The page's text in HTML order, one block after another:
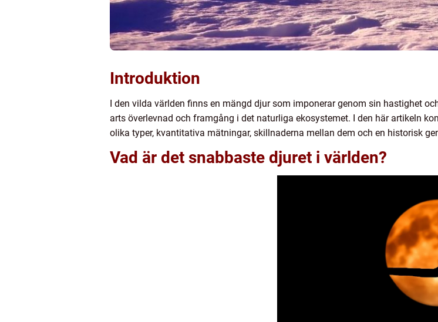
Introduktion
I den vilda världen finns en mängd djur som imponerar genom sin hastighet
arts överlevnad och framgång i det naturliga ekosystemet. I den här artikeln
olika typer, kvantitativa mätningar, skillnaderna mellan dem och en historisk
Vad är det snabbaste djuret i världen?